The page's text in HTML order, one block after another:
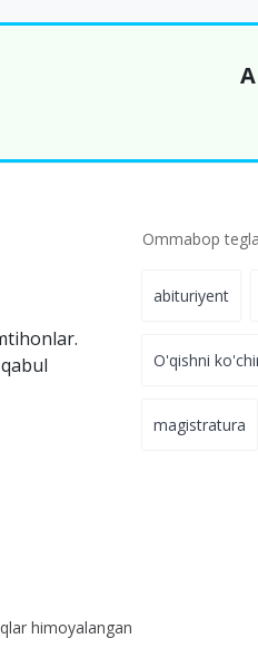
Ommabop
abituriyent
O'qishni
magistratura
himoyalangan